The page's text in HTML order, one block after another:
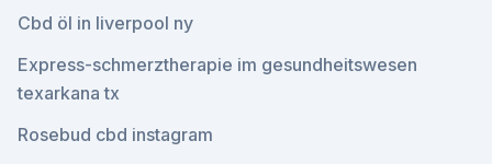
Cbd öl in liverpool ny
Express-schmerztherapie im gesundheitswesen
texarkana tx
Rosebud cbd instagram